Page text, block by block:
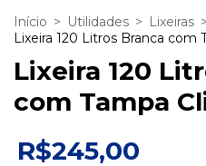
Início > Utilidades > Lixeiras >
Lixeira 120 Litros Branca com
Lixeira 120
com Tampa
R$245,00